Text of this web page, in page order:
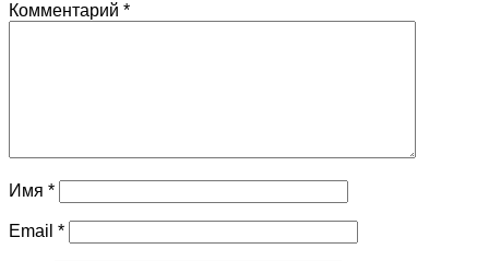
Комментарий *
Имя *
Email *